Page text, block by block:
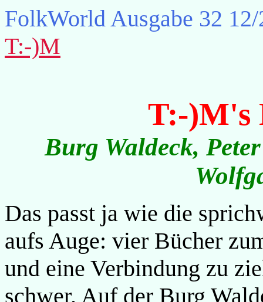
FolkWorldAusgabe 32
T:-)M
T:-)M's
Burg Waldeck,
Das passt ja wie die
aufs Auge: vier Bücher
und eine Verbindung zu
schwer. Auf der Burg